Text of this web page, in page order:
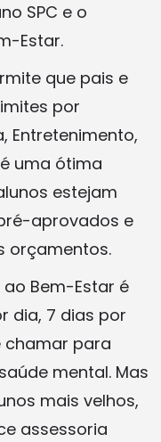
SPC e o
Estar.
que pais e
por
Entretenimento,
uma ótima
estejam
aprovados e
orçamentos.
Bem-Estar é
dia, 7 dias por
chamar para
mental. Mas
mais velhos,
assessoria